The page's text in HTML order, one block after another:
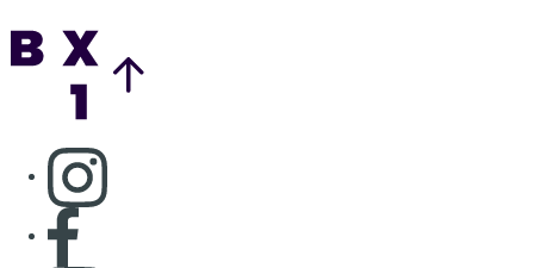
Consulter page Instagram
Consulter page Facebook